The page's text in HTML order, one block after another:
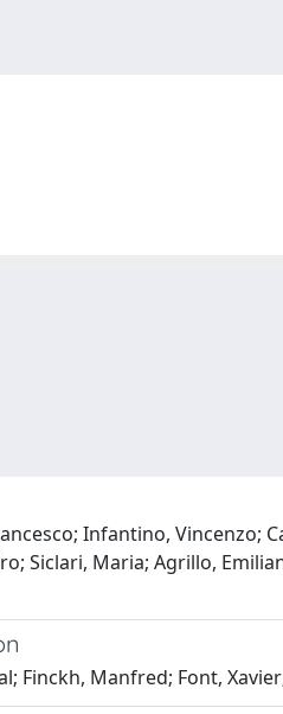
Infantino, Vincenzo;
Siclari, Maria; Agrillo,
Finckh, Manfred; Font,